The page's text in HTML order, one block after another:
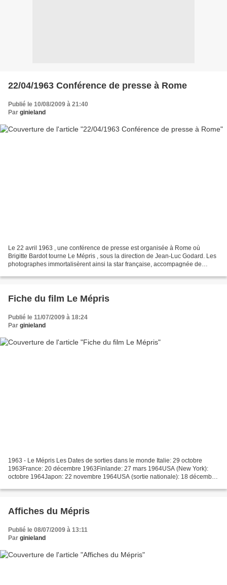
22/04/1963 Conférence de presse à Rome
Publié le 10/08/2009 à 21:40
Par ginieland
Le 22 avril 1963 , une conférence de presse est organisée à Rome où
Brigitte Bardot tourne Le Mépris , sous la direction de Jean-Luc Godard. Les
photographes immortalisèrent ainsi la star française, accompagnée de
Fiche du film Le Mépris
Publié le 11/07/2009 à 18:24
Par ginieland
1963 - Le Mépris Les Dates de sorties dans le monde Italie: 29 octobre
1963France: 20 décembre 1963Finlande: 27 mars 1964USA (New York):
octobre 1964Japon: 22 novembre 1964USA (sortie nationale): 18 décembre
Affiches du Mépris
Publié le 08/07/2009 à 13:11
Par ginieland